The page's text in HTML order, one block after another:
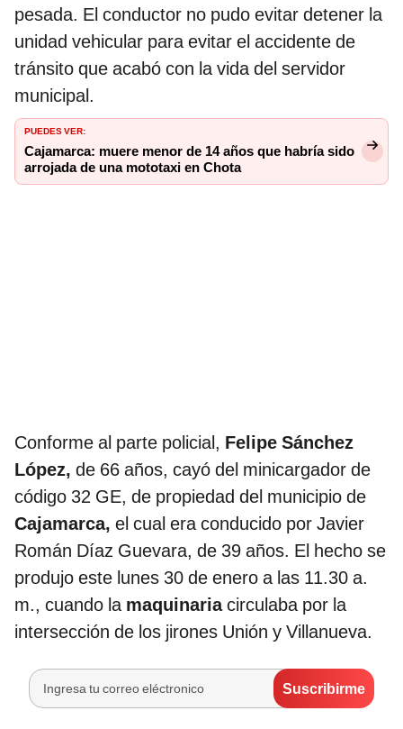
pesada. El conductor no pudo evitar detener la
unidad vehicular para evitar el accidente de
tránsito que acabó con la vida del servidor
municipal.
PUEDES VER:
Cajamarca: muere menor de 14 años que habría sido
arrojada de una mototaxi en Chota
Conforme al parte policial, Felipe Sánchez
López, de 66 años, cayó del minicargador de
código 32 GE, de propiedad del municipio de
Cajamarca, el cual era conducido por Javier
Román Díaz Guevara, de 39 años. El hecho se
produjo este lunes 30 de enero a las 11.30 a.
m., cuando la maquinariacirculaba por la
intersección de los jirones Unión y Villanueva.